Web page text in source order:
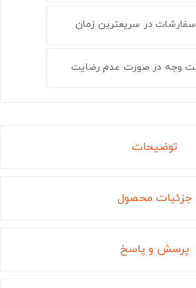
سفارشات در سریعترین زمان
وجه در صورت عدم رضایت
توضیحات
جزئیات محصول
پرسش و پاسخ